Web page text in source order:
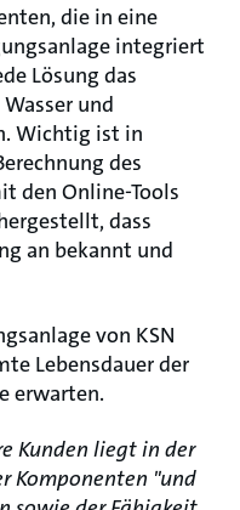
die in eine
integriert
Lösung das
und
Wichtig ist in
des
den Online-Tools
dass
an bekannt und
von KSN
Lebensdauer der
erwarten.
Kunden liegt in der
Komponenten "und